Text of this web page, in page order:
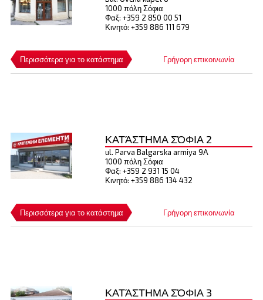
Περισσότερα για το κατάστημα Γρήγορη επικοινωνία
1000 πόλη Σόφια
Φαξ: +359 2 850 00 51
Κινητό: +359 886 111 679
Περισσότερα για το κατάστημα Γρήγορη επικοινωνία
ΚΑΤΆΣΤΗΜΑ ΣΌΦΙΑ 2
ul. Parva Balgarska armiya 9Α
1000 πόλη Σόφια
Φαξ: +359 2 931 15 04
Κινητό: +359 886 134 432
ΚΑΤΆΣΤΗΜΑ ΣΌΦΙΑ 3